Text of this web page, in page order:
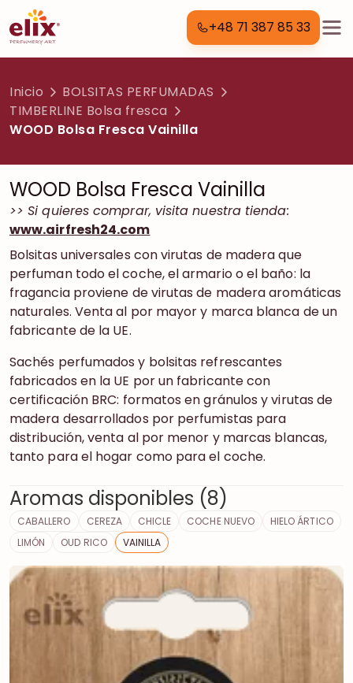
+48 71 387 85 33
Inicio
BOLSITAS PERFUMADAS
TIMBERLINE Bolsa fresca
WOOD Bolsa Fresca Vainilla
WOOD Bolsa Fresca Vainilla
>> Si quieres comprar, visita nuestra tienda:
www.airfresh24.com
Bolsitas universales con virutas de madera que
perfuman todo el coche, el armario o el baño: la
fragancia proviene de virutas de madera aromáticas
naturales. Venta al por mayor y marca blanca de un
fabricante de la UE.
Sachés perfumados y bolsitas refrescantes
fabricados en la UE por un fabricante con
certificación BRC: formatos en gránulos y virutas de
madera desarrollados por perfumistas para
distribución, venta al por menor y marcas blancas,
tanto para el hogar como para el coche.
Aromas disponibles (8)
CABALLERO CEREZA CHICLE COCHE NUEVO
HIELO ÁRTICO
LIMÓN
OUD RICO VAINILLA